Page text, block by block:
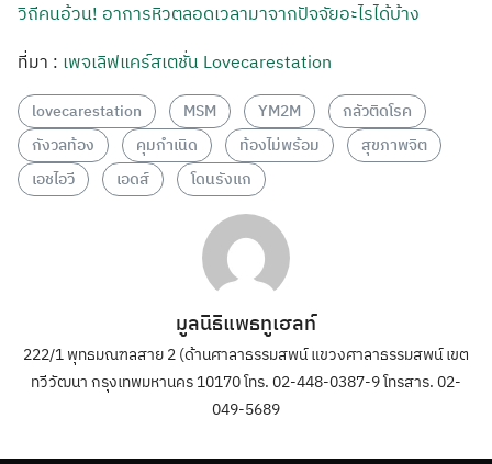
วิถีคนอ้วน! อาการหิวตลอดเวลามาจากปัจจัยอะไรได้บ้าง
ที่มา : เพจเลิฟแคร์สเตชั่น Lovecarestation
lovecarestation MSM YM2M
กลัวติดโรค
กังวลท้อง
คุมกำเนิด ท้องไม่พร้อม
สุขภาพจิต
เอชไอวี
เอดส์ โดนรังแก
มูลนิธิแพธทูเฮลท์
222/1 พุทธมณฑลสาย 2 (ด้านศาลาธรรมสพน์ แขวงศาลาธรรมสพน์ เขต
ทวีวัฒนา กรุงเทพมหานคร 10170 โทร. 02-448-0387-9 โทรสาร. 02-
049-5689